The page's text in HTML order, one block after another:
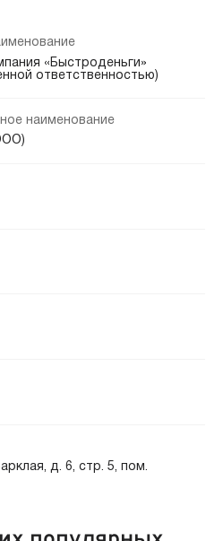
«Быстроденьги»
ответственностью)
наименование
д. 6, стр. 5, пом.